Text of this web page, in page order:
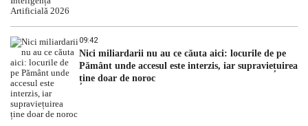
09:42
Nici miliardarii nu au ce căuta aici: locurile de pe
Pământ unde accesul este interzis, iar supraviețuirea
ține doar de noroc